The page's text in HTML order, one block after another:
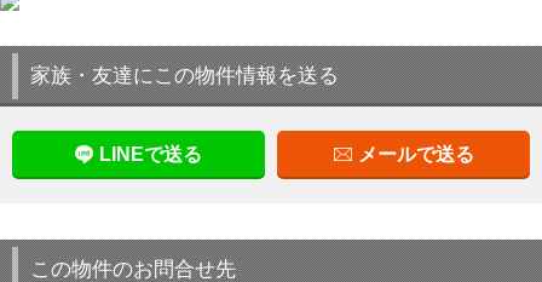
家族・友達にこの物件情報を送る
LINEで送る メールで送る
この物件のお問合せ先